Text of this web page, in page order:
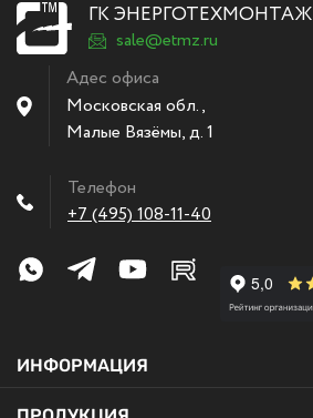
ГК ЭНЕРГОТЕХМОНТАЖ
sale@etmz.ru
Адес офиса
Московская обл.,
Малые Вязёмы,д. 1
Телефон
+7 (495) 108-11-40
ИНФОРМАЦИЯ